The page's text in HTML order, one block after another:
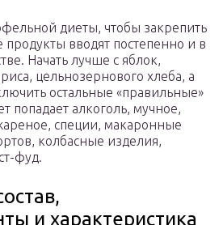
диеты, чтобы закрепить
вводят постепенно и в
Начать лучше с яблок,
цельнозернового хлеба, а
остальные «правильные»
попадает алкоголь, мучное,
специи, макаронные
колбасные изделия,
фуд.
и характеристика